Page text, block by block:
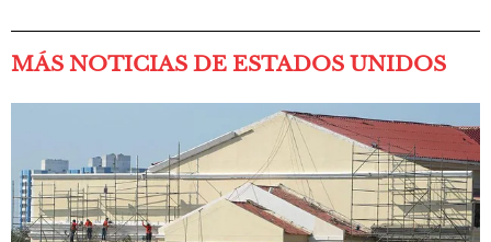
MÁS NOTICIAS DE ESTADOS UNIDOS